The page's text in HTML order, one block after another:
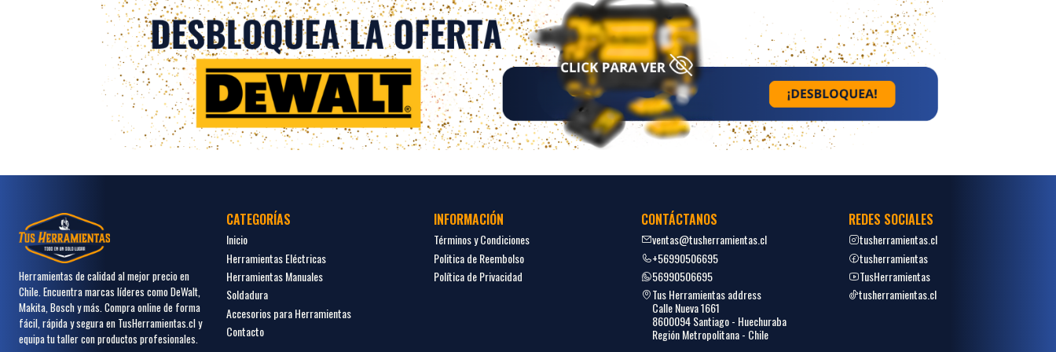
Herramientas de calidad al mejor precio en
Chile. Encuentra marcas líderes como DeWalt,
Makita, Bosch y más. Compra online de forma
fácil, rápida y segura en TusHerramientas.cl y
equipa tu taller con productos profesionales.
CATEGORÍAS
Inicio
Herramientas Eléctricas
Herramientas Manuales
Soldadura
Accesorios para Herramientas
Contacto
INFORMACIÓN
Términos y Condiciones
Politica de Reembolso
Política de Privacidad
CONTÁCTANOS
ventas@tusherramientas.cl
+56990506695
56990506695
Tus Herramientas address
Calle Nueva 1661
8600094 Santiago - Huechuraba
Región Metropolitana - Chile
REDES SOCIALES
tusherramientas.cl
tusherramientas
TusHerramientas
tusherramientas.cl